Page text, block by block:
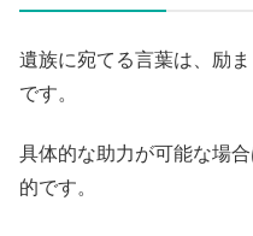
遺族に宛てる言葉は、励
です。
具体的な助力が可能な場
的です。